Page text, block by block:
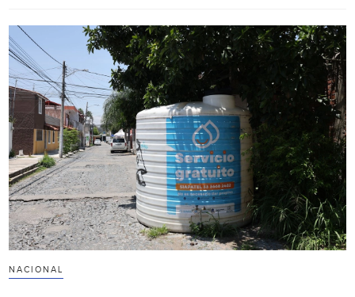
NACIONAL